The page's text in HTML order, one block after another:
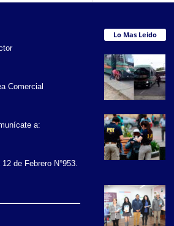
Comercial
a:
de Febrero N°953.
Lo Mas Leido